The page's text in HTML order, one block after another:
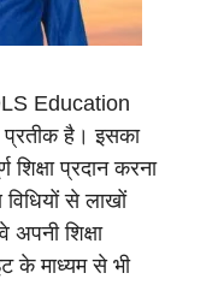
Education
प्रतीक है। इसका
शिक्षा प्रदान करना
से लाखों
शिक्षा
के माध्यम से भी